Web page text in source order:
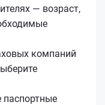
— возраст,
компаний
паспортные